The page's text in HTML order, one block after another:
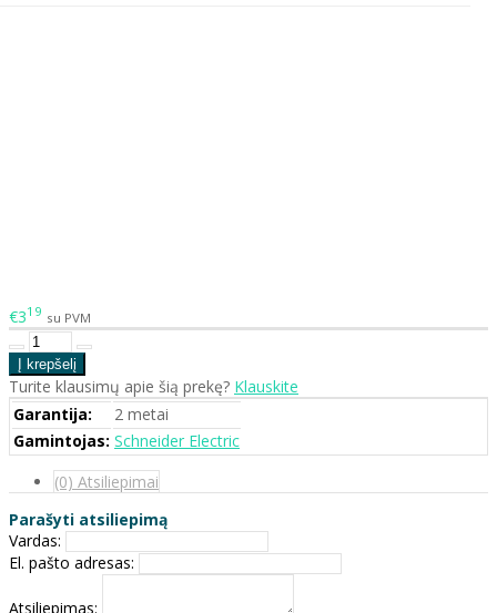
€319 su PVM
Turite klausimų apie šią prekę? Klauskite
Garantija:
2 metai
Gamintojas: Schneider Electric
(0) Atsiliepimai
Parašyti atsiliepimą
Vardas:
El. pašto adresas:
Atsiliepimas: